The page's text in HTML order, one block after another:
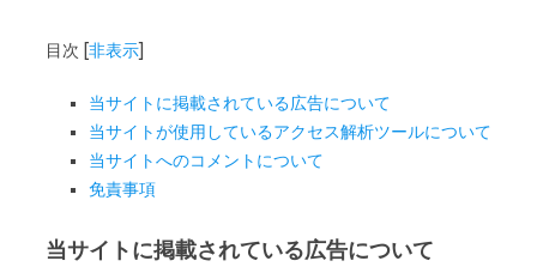
目次 [非表示]
当サイトに掲載されている広告について
当サイトが使用しているアクセス解析ツールについて
当サイトへのコメントについて
免責事項
当サイトに掲載されている広告について